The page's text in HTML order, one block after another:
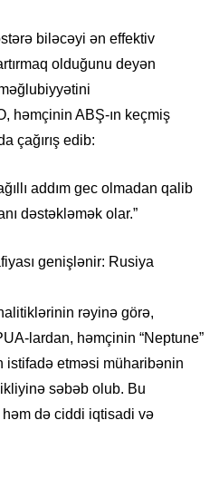
biləcəyi ən effektiv
olduğunu deyən
həmçinin ABŞ-ın keçmiş
çağırış edib:
addım gec olmadan qalib
dəstəkləmək olar.”
genişlənir: Rusiya
rəyinə görə,
lardan, həmçinin “Neptune”
istifadə etməsi müharibənin
səbəb olub. Bu
də ciddi iqtisadi və